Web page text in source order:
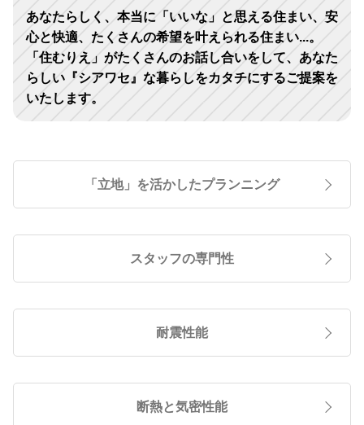
あなたらしく、本当に「いいな」と思える住まい、安
心と快適、たくさんの希望を叶えられる住まい...。
「住むりえ」がたくさんのお話し合いをして、あなた
らしい『シアワセ』な暮らしをカタチにするご提案を
いたします。
「立地」を活かしたプランニング
スタッフの専門性
耐震性能
断熱と気密性能